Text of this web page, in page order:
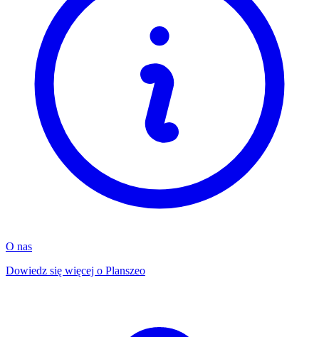
O nas
Dowiedz się więcej o Planszeo